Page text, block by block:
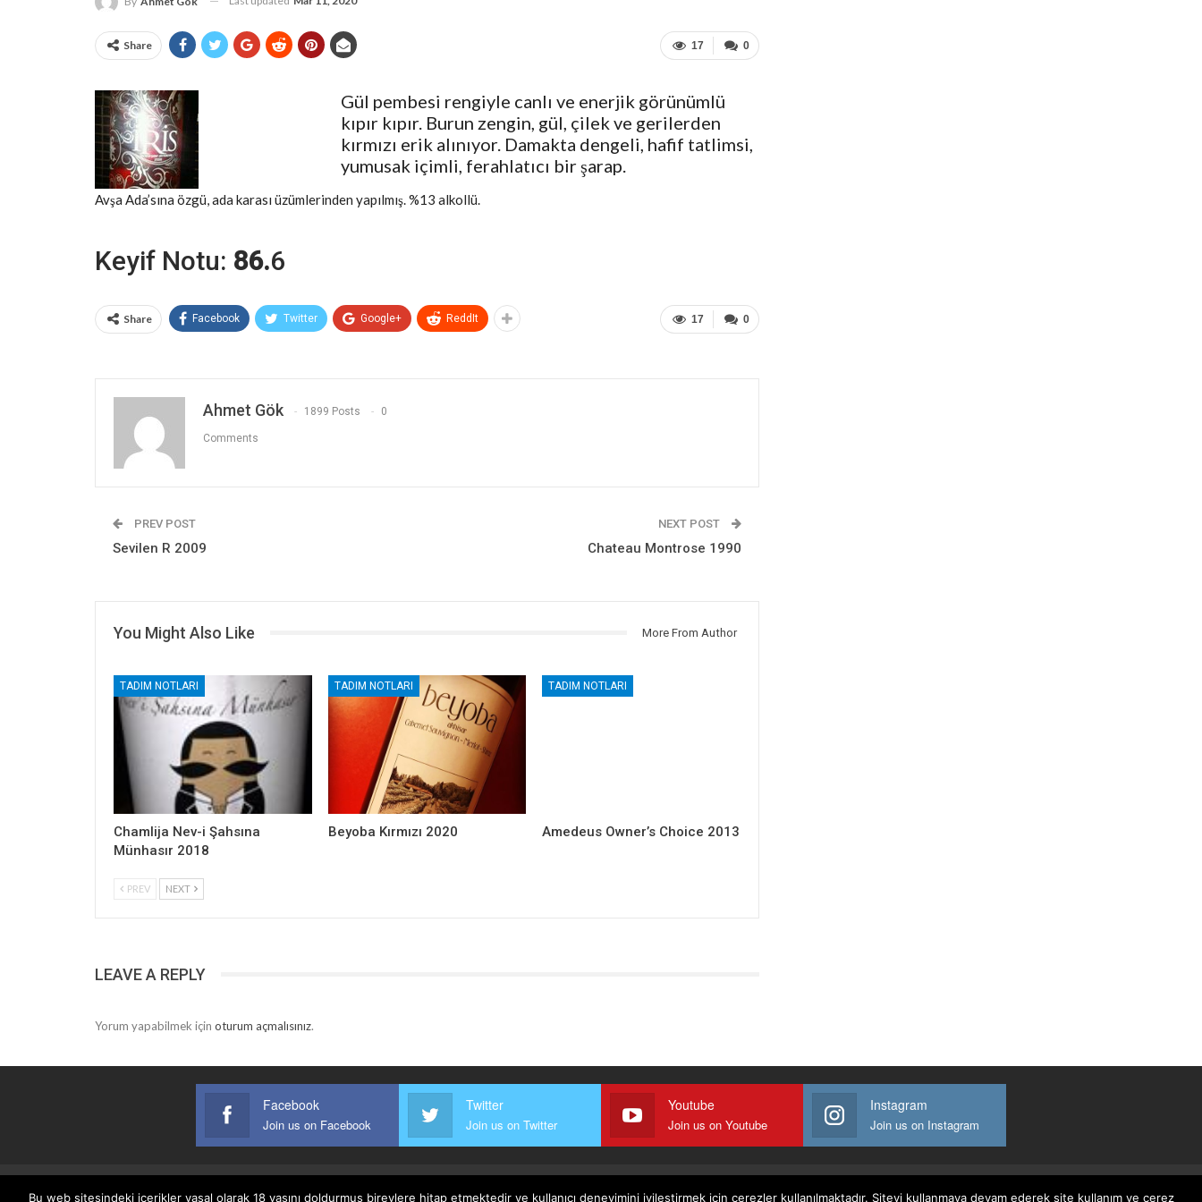
0
17
Share
Gül pembesi rengiyle canlı ve enerjik görünümlü
kıpır kıpır. Burun zengin, gül, çilek ve gerilerden
kırmızı erik alınıyor. Damakta dengeli, hafif tatlimsi,
yumusak içimli, ferahlatıcı bir şarap.
Avşa Ada’sına özgü, ada karası üzümlerinden yapılmış. %13 alkollü.
Keyif Notu: 86.6
0
17
Share Facebook Twitter Google+ ReddIt
Ahmet Gök 1899 Posts 0
Comments
PREV POST
Sevilen R 2009
NEXT POST
Chateau Montrose 1990
You Might Also Like More From Author
TADIM NOTLARI
Chamlija Nev-i Şahsına
Münhasır 2018
TADIM NOTLARI
Beyoba Kırmızı 2020
TADIM NOTLARI
Amedeus Owner’s Choice 2013
PREV NEXT
LEAVE A REPLY
Yorum yapabilmek için oturum açmalısınız.
Facebook
Join us on Facebook
Twitter
Join us on Twitter
Youtube
Join us on Youtube
Instagram
Join us on Instagram
Bu web sitesindeki içerikler yasal olarak 18 yaşını doldurmuş bireylere hitap etmektedir ve kullanıcı deneyimini iyileştirmek için çerezler kullanılmaktadır. Siteyi kullanmaya devam ederek site kullanım ve çerez